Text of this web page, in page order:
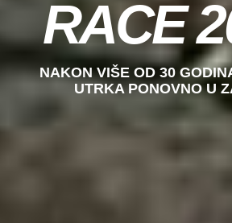
RACE
NAKON VIŠE OD 30
UTRKA PONOVNO U